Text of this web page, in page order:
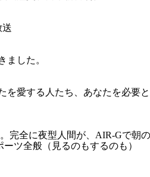
送
ました。
愛する人たち、あなたを必
完全に夜型人間が、AIR-Gで朝
ツ全般（見るのもするのも）